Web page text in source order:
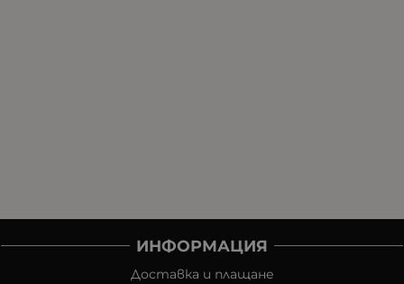
ИНФОРМАЦИЯ
Доставка и плащане